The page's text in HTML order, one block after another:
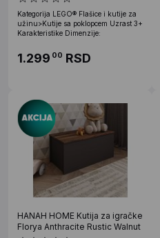
Kategorija LEGO® Flašice i kutije za
užinu>Kutije sa poklopcem Uzrast 3+
Karakteristike Dimenzije:
1.299 00 RSD
HANAH HOME Kutija za igračke
Florya Anthracite Rustic Walnut